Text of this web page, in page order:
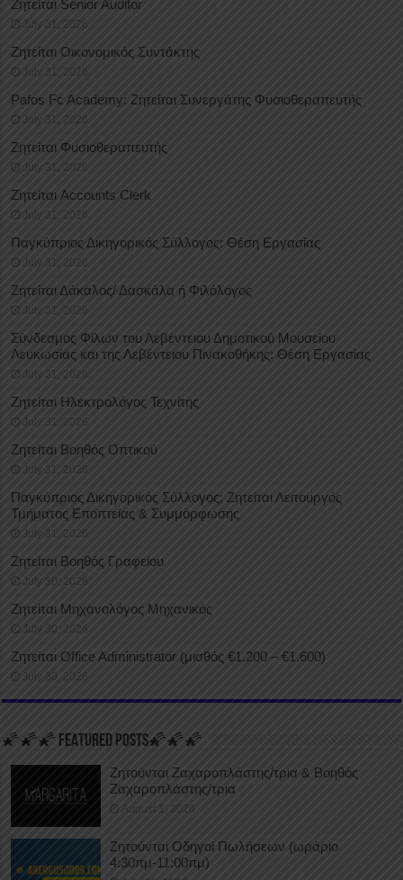
Ζητείται Senior Auditor
July 31, 2026
Ζητείται Οικονομικός Συντάκτης
July 31, 2026
Pafos Fc Academy: Ζητείται Συνεργάτης Φυσιοθεραπευτής
July 31, 2026
Ζητείται Φυσιοθεραπευτής
July 31, 2026
Ζητείται Accounts Clerk
July 31, 2026
Παγκύπριος Δικηγορικός Σύλλογος: Θέση Εργασίας
July 31, 2026
Ζητείται Δάκαλος/ Δασκάλα ή Φιλόλογος
July 31, 2026
Σύνδεσμος Φίλων του Λεβέντειου Δημοτικού Μουσείου
Λευκωσίας και της Λεβέντειου Πινακοθήκης: Θέση Εργασίας
July 31, 2026
Ζητείται Ηλεκτρολόγος Τεχνίτης
July 31, 2026
Ζητείται Βοηθός Οπτικού
July 31, 2026
Παγκύπριος Δικηγορικός Σύλλογος: Ζητείται Λειτουργός
Τμήματος Εποπτείας & Συμμόρφωσης
July 31, 2026
Ζητείται Βοηθός Γραφείου
July 30, 2026
Ζητείται Μηχανολόγος Μηχανικός
July 30, 2026
Ζητείται Office Administrator (μισθός €1.200 – €1.600)
July 30, 2026
🌠🌠🌠 FEATURED POSTS🌠🌠🌠
Ζητούνται Ζαχαροπλάστης/τρια & Βοηθός
Ζαχαροπλάστης/τρια
August 1, 2026
Ζητούνται Οδηγοί Πωλήσεων (ωράριο
4:30πμ-11:00πμ)